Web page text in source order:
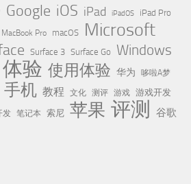
Google iOS iPad iPadOS iPad Pro
MacBook Pro macOS Microsoft
Surface 3 Surface Go Windows
体验 使用体验 华为 哆啦A梦
手机 教程 文化 测评 游戏 游戏开发
发 笔记本 索尼 苹果 评测 谷歌